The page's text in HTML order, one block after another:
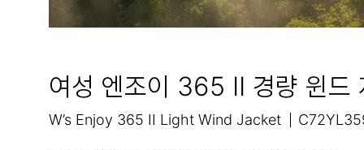
여성 엔조이 365 II 경량 윈드
W’s Enjoy 365 II Light Wind Jacket